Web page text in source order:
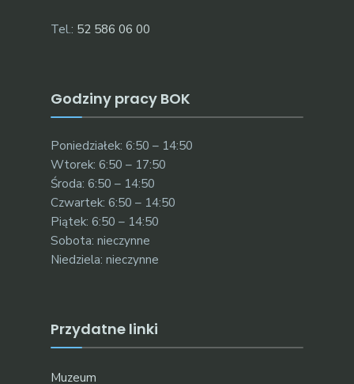
Tel.: 52 586 06 00
Godziny pracy BOK
Poniedziałek: 6:50 – 14:50
Wtorek: 6:50 – 17:50
Środa: 6:50 – 14:50
Czwartek: 6:50 – 14:50
Piątek: 6:50 – 14:50
Sobota: nieczynne
Niedziela: nieczynne
Przydatne linki
Muzeum